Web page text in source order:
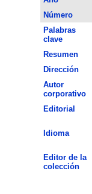
Número
Palabras
clave
Resumen
Dirección
Autor
corporativo
Editorial
Idioma
Editor de la
colección